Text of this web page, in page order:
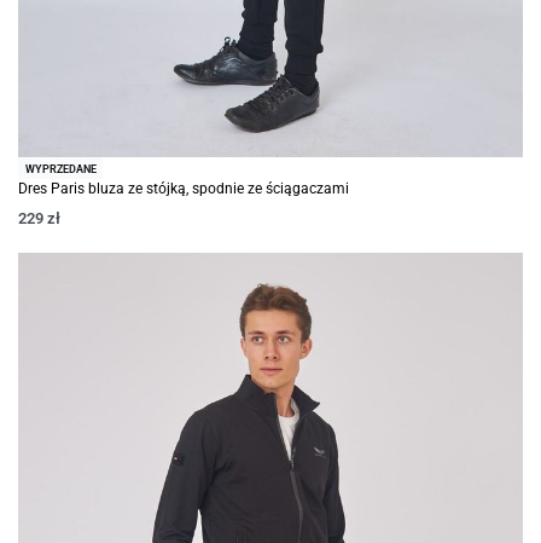
WYPRZEDANE
Dres Paris bluza ze stójką, spodnie ze ściągaczami
229 zł